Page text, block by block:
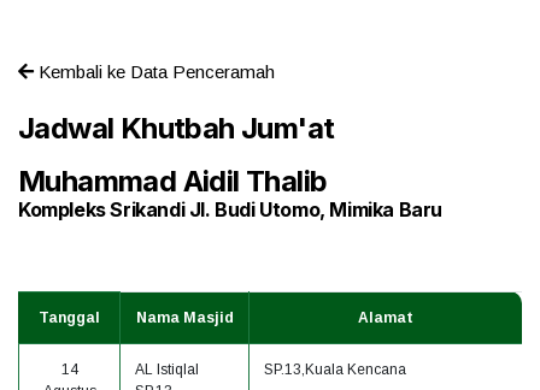
Kembali ke Data Penceramah
Jadwal Khutbah Jum'at
Muhammad Aidil Thalib
Kompleks Srikandi Jl. Budi Utomo, Mimika Baru
Tanggal Nama Masjid Alamat
14
AL Istiqlal
SP.13,Kuala Kencana